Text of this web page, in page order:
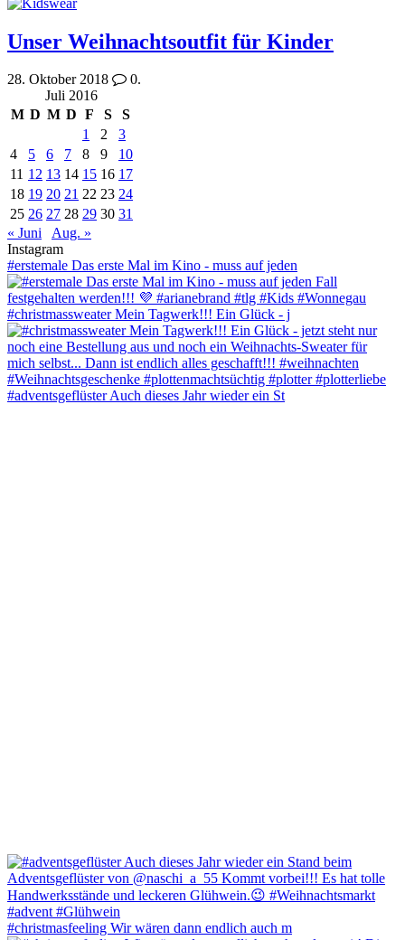
Unser Weihnachtsoutfit für Kinder
28. Oktober 2018
0.
Juli 2016
M D M D F S
S
1
2
3
4
5 6 7 8 9
10
11 12 13 14 15 16 17
18 19 20 21 22 23 24
25 26 27 28 29 30 31
« Juni
Aug. »
Instagram
#erstemale Das erste Mal im Kino - muss auf jeden
#christmassweater Mein Tagwerk!!! Ein Glück - j
#adventsgeflüster Auch dieses Jahr wieder ein St
#christmasfeeling Wir wären dann endlich auch m